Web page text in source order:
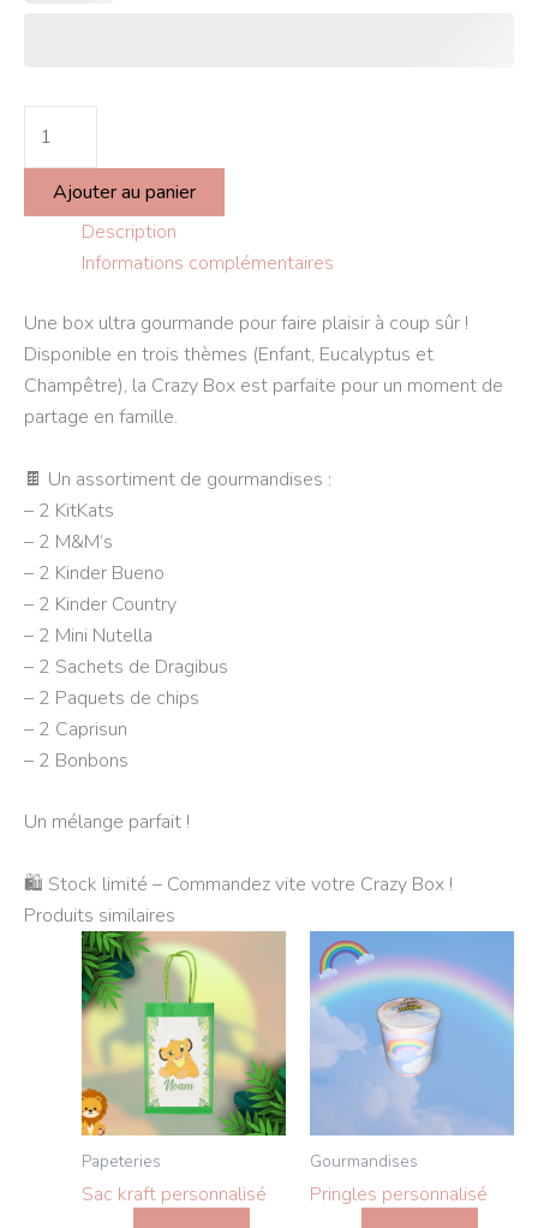
Ajouter au panier
Description
Informations complémentaires
Une box ultra gourmande pour faire plaisir à coup sûr !
Disponible en trois thèmes (Enfant, Eucalyptus et
Champêtre), la Crazy Box est parfaite pour un moment de
partage en famille.
🍫 Un assortiment de gourmandises :
– 2 KitKats
– 2 M&M’s
– 2 Kinder Bueno
– 2 Kinder Country
– 2 Mini Nutella
– 2 Sachets de Dragibus
– 2 Paquets de chips
– 2 Caprisun
– 2 Bonbons
Un mélange parfait !
🛍️ Stock limité – Commandez vite votre Crazy Box !
Produits similaires
Papeteries
Sac kraft personnalisé
Ce
produit
a
plusieurs
variations.
Les
options
être
Gourmandises
Pringles personnalisé
produit
a
plusieurs
variations.
Les
options
peuvent
être